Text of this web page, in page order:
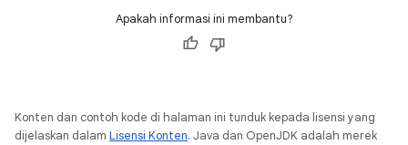
Apakah informasi ini membantu?
Konten dan contoh kode di halaman ini tunduk kepada lisensi yang
dijelaskan dalam Lisensi Konten. Java dan OpenJDK adalah merek